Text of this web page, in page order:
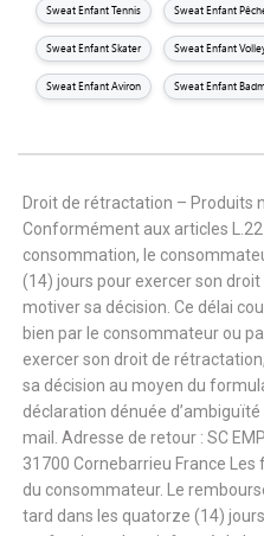
Sweat Enfant Tennis Sweat Enfant
Sweat Enfant Skater Sweat Enfant
Sweat Enfant Aviron Sweat Enfant
Droit de rétractation – Produits
Conformément aux articles
consommation, le
(14) jours pour exercer son
motiver sa décision. Ce délai
bien par le consommateur ou
exercer son droit de
sa décision au moyen du
déclaration dénuée
mail. Adresse de retour : SC
31700 Cornebarrieu France
du consommateur. Le
tard dans les quatorze (14)